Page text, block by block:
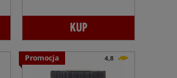
KUP
Promocja 4,8